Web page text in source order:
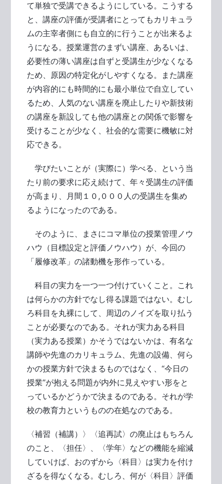
て単独で受講できるようにしている。こうする
と、講座の評価が受講者にとってもカリキュラ
ムの主宰者側にも自立的に行うことが出来るよ
うになる。授業運営のまずい講座、あるいは、
必要性の薄い講座は自ずと受講生が少なくなる
ため、原因の特定化がしやすくなる。また講座
が内容的にも時間的にも最小単位で自立してい
るため、人気のない講座を廃止したりや新技術
の講座を新設しても他の講座との関係で影響を
受けることが少なく、社会的な需要に機敏に対
応できる。
学びたいことが（実際に）学べる、という当
たり前の要求に応え続けて、年々受講生の評価
が高まり、月間１０,０００人の受講生を集め
るようになったのである。
そのように、まさにコマ単位の授業管理ノウ
ハウ（目標設定と評価ノウハウ）が、今回の
「履修改革」の諸動機を形作っている。
科目の実力を一つ一つ付けていくこと。これ
は何らかの方針でなし得る課題ではない。むし
ろ科目を丸裸にして、周辺のノイズを取り払う
ことが必要なのである。それが実力ある科目
（実力ある授業）かそうではないかは、有名な
講師や先進のカリキュラム、先進の設備、何ら
かの授業方針で決まるものではなく、“今日の
授業”が抱える問題が内外に見えやすい形をと
っているかどうかで決まるのである。それが学
校の教育力というものの在処なのである。
〈補習（補講）〉〈追再試〉の廃止はもちろん
のこと、〈担任〉、〈学年〉などの機能を縮減
していけば、おのずから〈科目〉は実力を付け
ざるを得なくなる。むしろ、何が〈科目〉評価